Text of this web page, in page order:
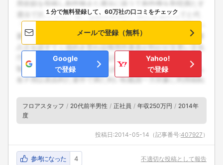
１分で無料登録して、60万社の口コミをチェック
メールで登録（無料）
Google
で登録
Yahoo!
で登録
フロアスタッフ 20代前半男性 正社員 年収250万円
2014年
度
投稿日:2014-05-14 （記事番号:407927 ）
参考になった 4 不適切な投稿として報告